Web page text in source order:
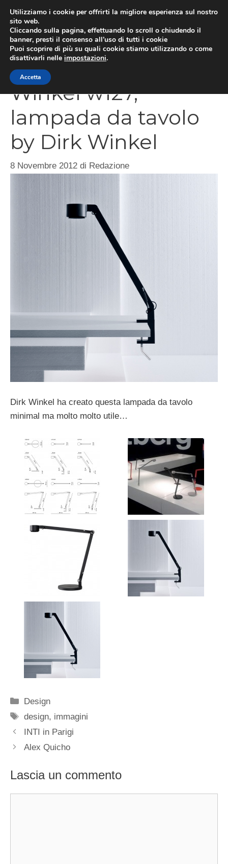
contenuto
Winkel w127,
lampada da tavolo
by Dirk Winkel
8 Novembre 2012 di Redazione
Dirk Winkel ha creato questa lampada da tavolo
minimal ma molto molto utile…
Categorie
Design
Tag
design, immagini
INTI in Parigi
Alex Quicho
Lascia un commento
Utilizziamo i cookie per offrirti la migliore esperienza sul nostro
sito web.
Cliccando sulla pagina, effettuando lo scroll o chiudendo il
banner, presti il consenso all’uso di tutti i cookie
Puoi scoprire di più su quali cookie stiamo utilizzando o come
disattivarli nelle impostazioni.
Accetta